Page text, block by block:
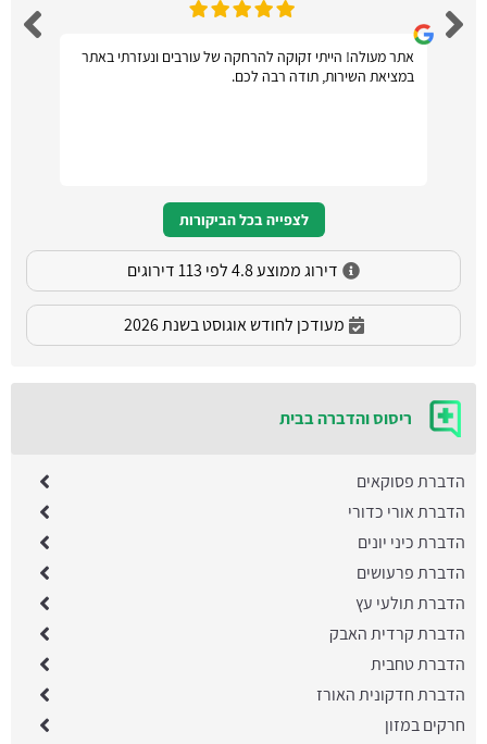
אתר מעולה! הייתי זקוקה להרחקה של עורבים ונעזרתי באתר
במציאת השירות, תודה רבה לכם.
לצפייה בכל הביקורות
דירוג ממוצע 4.8 לפי 113 דירוגים
מעודכן לחודש אוגוסט בשנת 2026
ריסוס והדברה בבית
הדברת פסוקאים
הדברת אורי כדורי
הדברת כיני יונים
הדברת פרעושים
הדברת תולעי עץ
הדברת קרדית האבק
הדברת טחבית
הדברת חדקונית האורז
חרקים במזון